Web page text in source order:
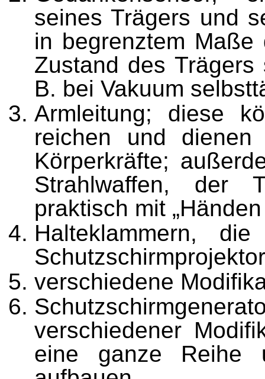
seines Trägers und
in begrenztem
Zustand des
B. bei Vakuum
Armleitung; diese
reichen und dienen
Körperkräfte;
Strahlwaffen, der
praktisch mit
Halteklammern,
verschiedene
verschiedener
eine ganze Reihe